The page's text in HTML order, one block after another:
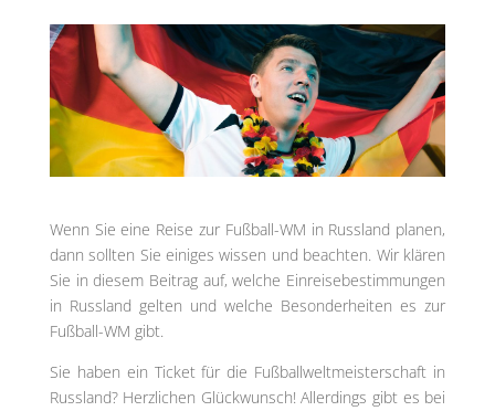
Wenn Sie eine Reise zur Fußball-WM in Russland planen,
dann sollten Sie einiges wissen und beachten. Wir klären
Sie in diesem Beitrag auf, welche Einreisebestimmungen
in Russland gelten und welche Besonderheiten es zur
Fußball-WM gibt.
Sie haben ein Ticket für die Fußballweltmeisterschaft in
Russland? Herzlichen Glückwunsch! Allerdings gibt es bei